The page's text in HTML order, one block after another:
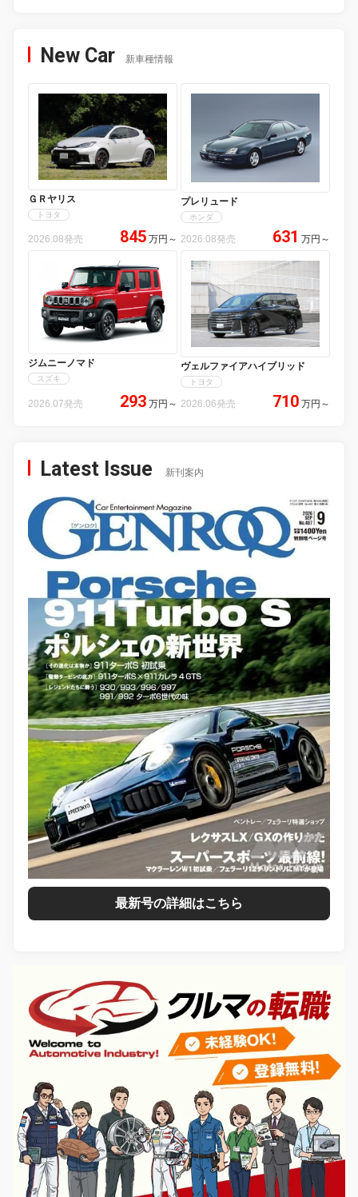
New Car 新車種情報
ＧＲヤリス
トヨタ
2026.08発売 845 万円 ～
プレリュード
ホンダ
2026.08発売 631 万円 ～
ジムニーノマド
スズキ
2026.07発売 293 万円 ～
ヴェルファイアハイブリッド
トヨタ
2026.06発売 710 万円 ～
Latest Issue 新刊案内
最新号の詳細はこちら